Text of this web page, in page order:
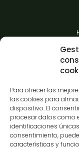
Para ofrecer las
las cookies para
dispositivo. El
procesar datos como
identificaciones
consentimiento,
características y